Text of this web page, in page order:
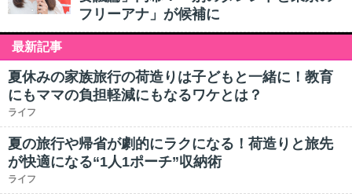
フリーアナ」が候補に
最新記事
夏休みの家族旅行の荷造りは子どもと一緒に！教育
にもママの負担軽減にもなるワケとは？
ライフ
夏の旅行や帰省が劇的にラクになる！荷造りと旅先
が快適になる“1人1ポーチ”収納術
ライフ